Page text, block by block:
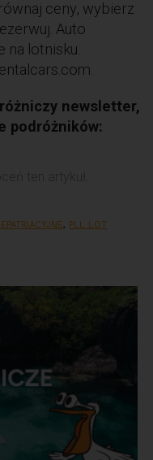
ceny, wybierz
Auto
lotnisku.
newsletter,
podróżników:
, PLL LOT